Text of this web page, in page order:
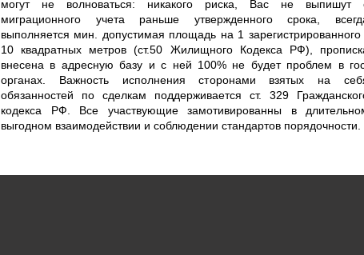
могут не волноваться: никакого риска, Вас не выпишут
миграционного учета раньше утвержденного срока,
выполняется мин. допустимая площадь на 1 зарегистрированного
10 квадратных метров (ст.50 Жилищного Кодекса РФ),
внесена в адресную базу и с ней 100% не будет проблем в
органах. Важность исполнения сторонами взятых на
обязанностей по сделкам поддерживается ст. 329
кодекса РФ. Все участвующие замотивированны в
выгодном взаимодействии и соблюдении стандартов порядочности.